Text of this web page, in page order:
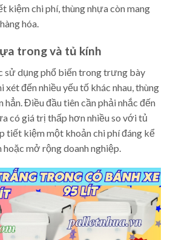
kiệm chi phí, thùng nhựa còn mang
hóa.
trong và tủ kính
sử dụng phổ biến trong trưng bày
xét đến nhiều yếu tố khác nhau, thùng
Điều đầu tiên cần phải nhắc đến
có giá trị thấp hơn nhiều so với tủ
tiết kiệm một khoản chi phí đáng kể
mở rộng doanh nghiệp.